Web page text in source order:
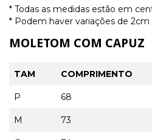
* Todas as medidas estão em
* Podem haver variações de 2cm
MOLETOM COM CAPUZ
TAM COMPRIMENTO
P 68
M 73